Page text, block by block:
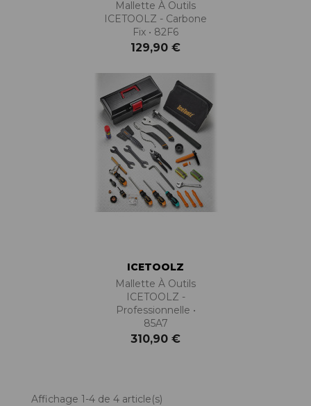
Mallette À Outils
ICETOOLZ - Carbone
Fix • 82F6
129,90 €
ICETOOLZ
Mallette À Outils
ICETOOLZ -
Professionnelle •
85A7
310,90 €
Affichage 1-4 de 4 article(s)